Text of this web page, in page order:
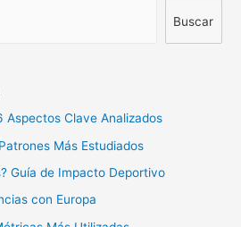
Buscar
Aspectos Clave Analizados
Más Estudiados
Guía de Impacto Deportivo
con Europa